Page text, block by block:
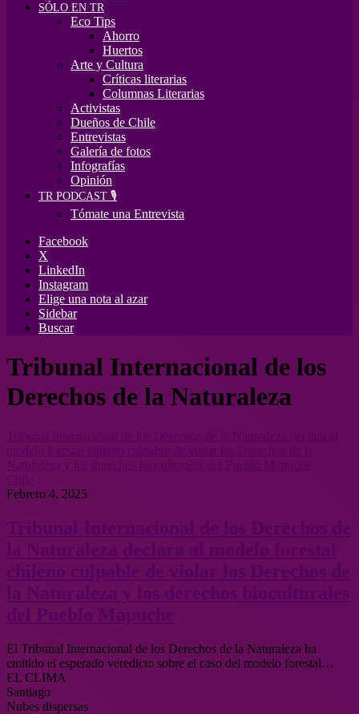
SÓLO EN TR
Eco Tips
Ahorro
Huertos
Arte y Cultura
Críticas literarias
Columnas Literarias
Activistas
Dueños de Chile
Entrevistas
Galería de fotos
Infografías
Opinión
TR PODCAST 🎙️
Tómate una Entrevista
Facebook
X
LinkedIn
Instagram
Elige una nota al azar
Sidebar
Buscar
Tribunal Internacional de los
Derechos de la Naturaleza
Febrero 4, 2025
El Tribunal Internacional de los Derechos de la Naturaleza ha
emitido el esperado veredicto sobre el caso del modelo forestal…
EL CLIMA
Santiago
Nubes dispersas